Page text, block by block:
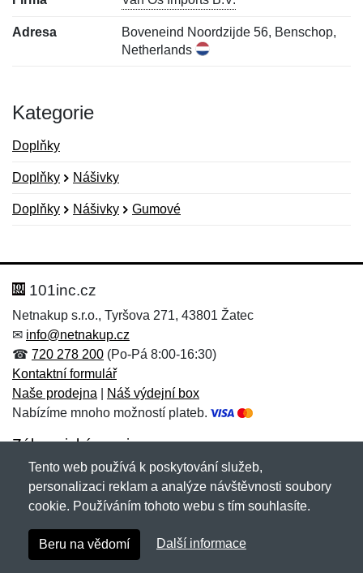
Adresa
Boveneind Noordzijde 56, Benschop,
Netherlands
Kategorie
Doplňky
Doplňky Nášivky
Doplňky Nášivky Gumové
Hodnocení:
Jméno: *
Zpráva*
Jméno:
E-mail:*
101inc.cz
Netnakup s.r.o., Tyršova 271, 43801 Žatec
✉ info@netnakup.cz
☎ 720 278 200 (Po-Pá 8:00-16:30)
Kontaktní formulář
Naše prodejna
Náš výdejní box
Nabízíme mnoho možností plateb.
Zákaznický servis
Novinky emailem
Copyright © 2007-2026 (19 let s vámi)Netnakup.cz
NetIQ. Všechna práva vyhrazena.
Tento web používá k poskytování služeb,
personalizaci reklam a analýze návštěvnosti soubory
cookie. Používáním tohoto webu s tím souhlasíte.
Beru na vědomí Další informace